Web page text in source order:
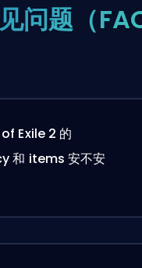
问题（
Exile 2 的
和 items 安不安